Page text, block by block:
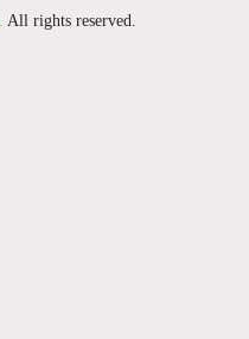
All rights reserved.